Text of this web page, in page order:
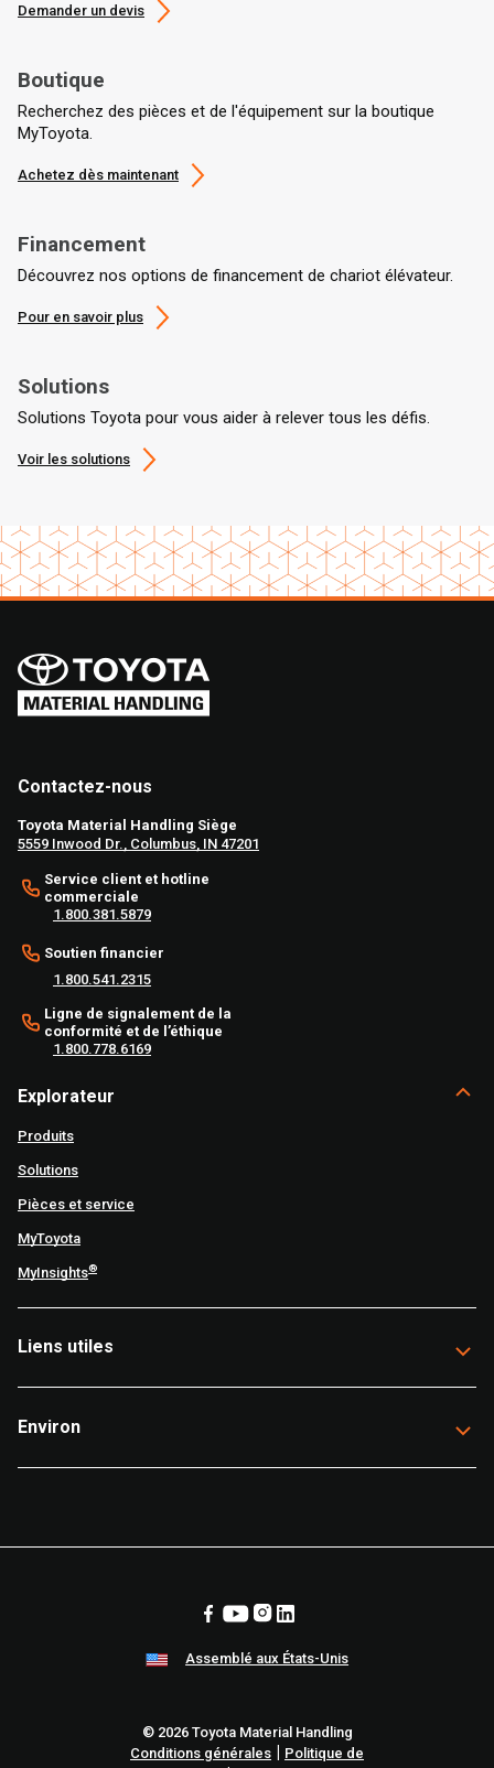
Demander un devis
Boutique
Recherchez des pièces et de l'équipement sur la boutique
MyToyota.
Achetez dès maintenant
Financement
Découvrez nos options de financement de chariot élévateur.
Pour en savoir plus
Solutions
Solutions Toyota pour vous aider à relever tous les défis.
Voir les solutions
Contactez-nous
Toyota Material Handling Siège
5559 Inwood Dr., Columbus, IN 47201
Service client et hotline
commerciale
1.800.381.5879
Soutien financier
1.800.541.2315
Ligne de signalement de la
conformité et de l’éthique
1.800.778.6169
Explorateur
Produits
Solutions
Pièces et service
MyToyota
MyInsights®
Liens utiles
Environ
Assemblé aux États-Unis
© 2026 Toyota Material Handling
Conditions générales
Politique de